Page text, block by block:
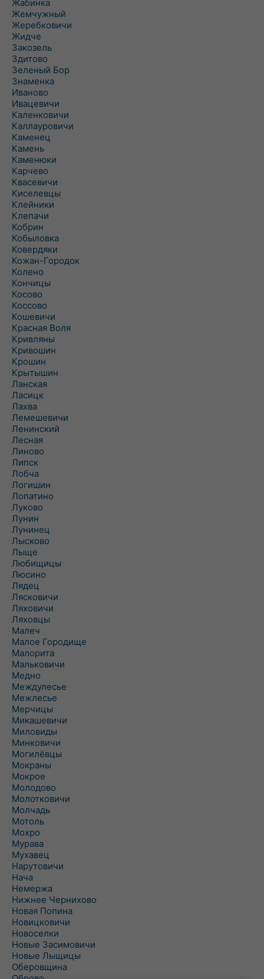
Жабинка
Жемчужный
Жеребковичи
Жидче
Закозель
Здитово
Зеленый Бор
Знаменка
Иваново
Ивацевичи
Каленковичи
Каллауровичи
Каменец
Камень
Каменюки
Карчево
Квасевичи
Киселевцы
Клейники
Клепачи
Кобрин
Кобыловка
Ковердяки
Кожан-Городок
Колено
Кончицы
Косово
Коссово
Кошевичи
Красная Воля
Кривляны
Кривошин
Крошин
Крытышин
Ланская
Ласицк
Лахва
Лемешевичи
Ленинский
Лесная
Линово
Липск
Лобча
Логишин
Лопатино
Луково
Лунин
Лунинец
Лысково
Лыще
Любищицы
Люсино
Лядец
Лясковичи
Ляховичи
Ляховцы
Малеч
Малое Городище
Малорита
Мальковичи
Медно
Междулесье
Межлесье
Мерчицы
Микашевичи
Миловиды
Минковичи
Могилёвцы
Мокраны
Мокрое
Молодово
Молотковичи
Молчадь
Мотоль
Мохро
Мурава
Мухавец
Нарутовичи
Нача
Немержа
Нижнее Чернихово
Новая Попина
Новицковичи
Новоселки
Новые Засимовичи
Новые Лыщицы
Оберовщина